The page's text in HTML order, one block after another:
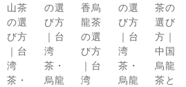
山茶
の選
び方
｜台
湾
茶・
の選
び方
｜台
湾
茶・
烏龍
香烏
龍茶
の選
び方
｜台
湾
の選
び方
｜台
湾
茶・
烏龍
茶の
選び
方｜
中国
烏龍
茶と